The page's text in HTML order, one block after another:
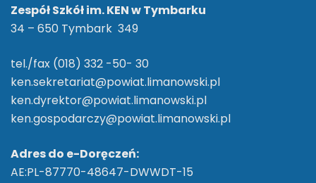
Zespół Szkół im. KEN w Tymbarku
34 – 650 Tymbark 349
tel./fax (018) 332 -50- 30
ken.sekretariat@powiat.limanowski.pl
ken.dyrektor@powiat.limanowski.pl
ken.gospodarczy@powiat.limanowski.pl
Adres do e-Doręczeń:
AE:PL-87770-48647-DWWDT-15